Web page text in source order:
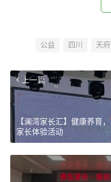
公益 四川 天府
上一篇
【澜湾家长汇】健康养育
家长体验活动